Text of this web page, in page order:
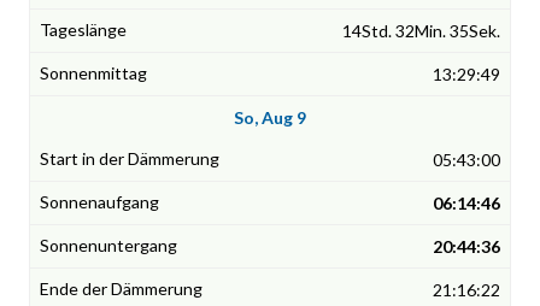
14Std. 32Min. 35Sek.
13:29:49
So, Aug 9
05:43:00
06:14:46
20:44:36
21:16:22